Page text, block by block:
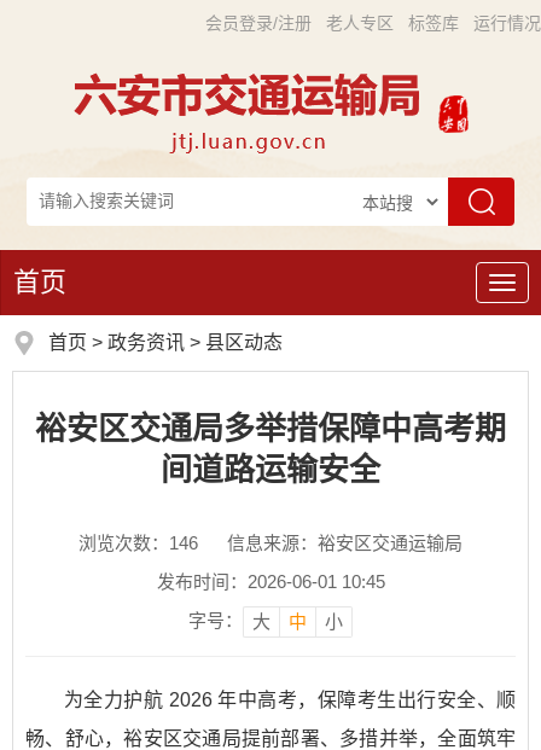
会员登录/注册 老人专区 标签库 运行情况
导
航
首页
首页 > 政务资讯 > 县区动态
裕安区交通局多举措保障中高考期
间道路运输安全
浏览次数： 146
信息来源：裕安区交通运输局
发布时间：2026-06-01 10:45
字号：
大 中 小
为全力护航 2026 年中高考，保障考生出行安全、顺
畅、舒心，裕安区交通局提前部署、多措并举，全面筑牢